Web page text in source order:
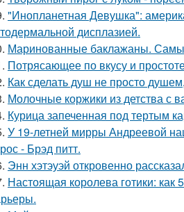
"Инопланетная Девушка":
дисплазией.
Маринованные баклажаны.
Потрясающее по вкусу и
Как сделать душ не просто
Молочные коржики из детства с
Курица запеченная под тертым
У 19-летней мирры Андреевой
- Брэд питт.
Энн хэтэуэй откровенно
Настоящая королева готики: как